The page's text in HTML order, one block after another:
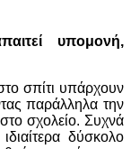
υπομονή,
σπίτι υπάρχουν
παράλληλα την
σχολείο. Συχνά
δύσκολο